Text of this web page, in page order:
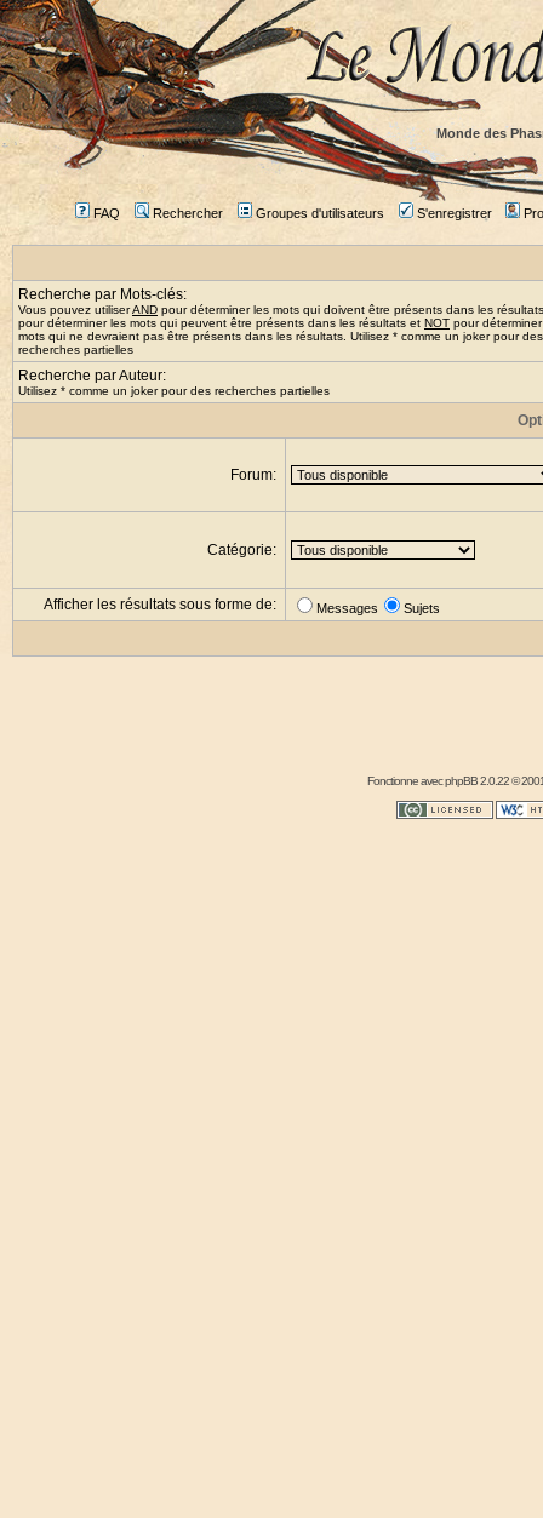
Monde des
FAQ Rechercher Groupes d'utilisateurs S'enregistrer
Recherche par Mots-clés:
Vous pouvez utiliserAND pour déterminer les mots qui doivent être présents dans les
pour déterminer les mots qui peuvent être présents dans les résultats et NOT pour
mots qui ne devraient pas être présents dans les résultats. Utilisez * comme un joker pour des
recherches partielles
Recherche par Auteur:
Utilisez * comme un joker pour des recherches partielles
Forum:
Catégorie:
Afficher les résultats sous forme de: Messages Sujets
Fonctionne avecphpBB2.0.22 ©